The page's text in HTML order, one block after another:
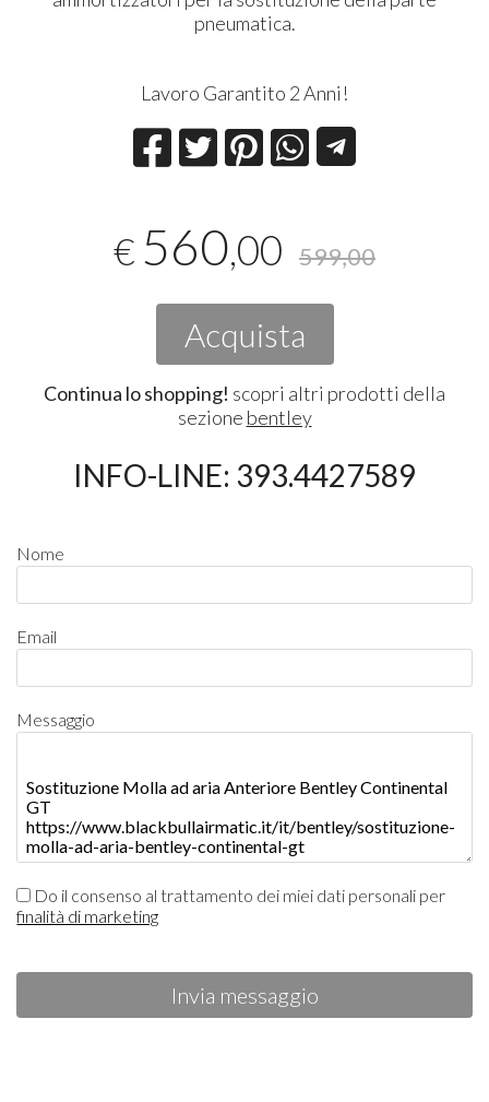
pneumatica.
Lavoro Garantito 2 Anni!
€ 560,00 599,00
Acquista
Continua lo shopping! scopri altri prodotti della
sezione bentley
INFO-LINE: 393.4427589
Nome
Email
Messaggio
Do il consenso al trattamento dei miei dati personali per
finalità di marketing
Invia messaggio